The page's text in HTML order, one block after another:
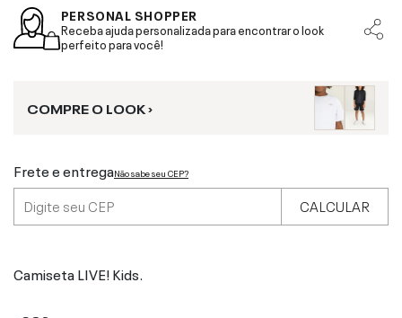
PERSONAL SHOPPER
Receba ajuda personalizada para encontrar o look
perfeito para você!
COMPRE O LOOK ›
Frete e entregaNão sabe seu CEP?
CALCULAR
Camiseta LIVE! Kids.